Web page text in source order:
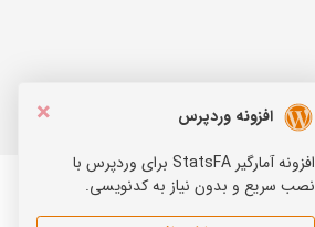
×
افزونه وردپرس
افزونه آمارگیر StatsFA برای وردپرس با
نصب سریع و بدون نیاز به کدنویسی.